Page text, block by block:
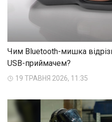
Чим Bluetooth-мишка
USB-приймачем?
19 ТРАВНЯ 2026, 11:35